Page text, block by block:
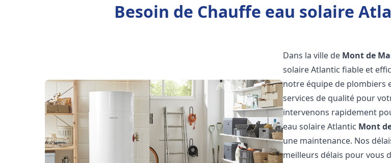
Besoin de Chauffe eau solaire
Dans la ville de Mont de
solaire Atlantic fiable et
notre équipe de plombiers
services de qualité pour
intervenons rapidement
eau solaire Atlantic Mont
une maintenance. Nos
meilleurs délais pour vous